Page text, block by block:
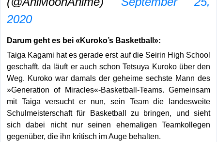
2020
Darum geht es bei «Kuroko’s Basketball»:
Taiga Kagami hat es gerade erst auf die Seirin High School
geschafft, da läuft er auch schon Tetsuya Kuroko über den
Weg. Kuroko war damals der geheime sechste Mann des
»Generation of Miracles«-Basketball-Teams. Gemeinsam
mit Taiga versucht er nun, sein Team die landesweite
Schulmeisterschaft für Basketball zu bringen, und sieht
sich dabei nicht nur seinen ehemaligen Teamkollegen
gegenüber, die ihn kritisch im Auge behalten.